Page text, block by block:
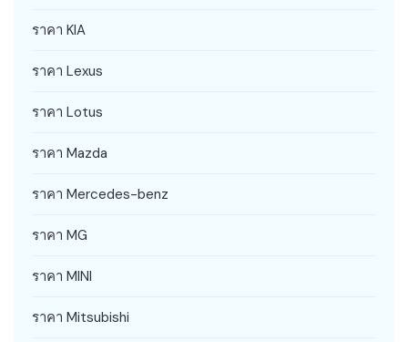
ราคา KIA
ราคา Lexus
ราคา Lotus
ราคา Mazda
ราคา Mercedes-benz
ราคา MG
ราคา MINI
ราคา Mitsubishi